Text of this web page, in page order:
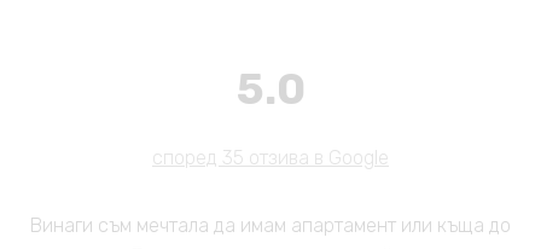
5.0
според 35 отзива в Google
Винаги съм мечтала да имам апартамент или къща до